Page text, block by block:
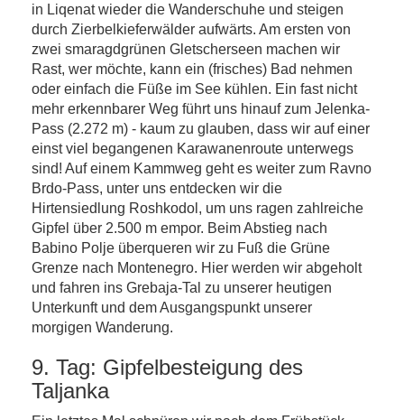
in Liqenat wieder die Wanderschuhe und steigen
durch Zierbelkieferwälder aufwärts. Am ersten von
zwei smaragdgrünen Gletscherseen machen wir
Rast, wer möchte, kann ein (frisches) Bad nehmen
oder einfach die Füße im See kühlen. Ein fast nicht
mehr erkennbarer Weg führt uns hinauf zum Jelenka-
Pass (2.272 m) - kaum zu glauben, dass wir auf einer
einst viel begangenen Karawanenroute unterwegs
sind! Auf einem Kammweg geht es weiter zum Ravno
Brdo-Pass, unter uns entdecken wir die
Hirtensiedlung Roshkodol, um uns ragen zahlreiche
Gipfel über 2.500 m empor. Beim Abstieg nach
Babino Polje überqueren wir zu Fuß die Grüne
Grenze nach Montenegro. Hier werden wir abgeholt
und fahren ins Grebaja-Tal zu unserer heutigen
Unterkunft und dem Ausgangspunkt unserer
morgigen Wanderung.
9. Tag: Gipfelbesteigung des
Taljanka